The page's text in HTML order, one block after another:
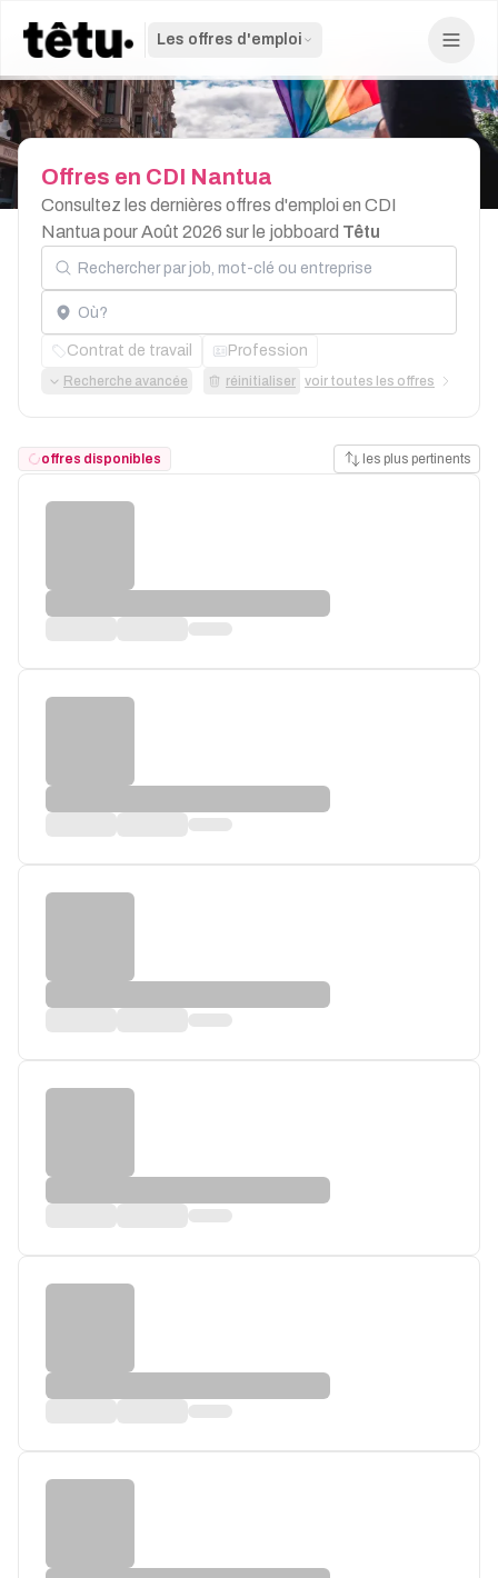
Les offres d'emploi
Offres en CDI Nantua
Consultez les dernières offres d'emploi en CDI
Nantua pour Août 2026 sur le jobboard Têtu
Rechercher par job, mot-clé ou entreprise
Localisation
Contrat de travail Profession
Recherche avancée réinitialiser voir toutes les offres
offres disponibles les plus pertinents